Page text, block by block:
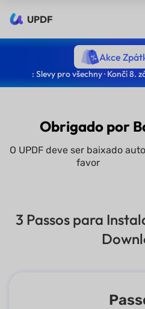
UPDF
Akce
: Slevy pro všechny · Končí 8.
Obrigado por
O UPDF deve ser baixado
favor
3 Passos para